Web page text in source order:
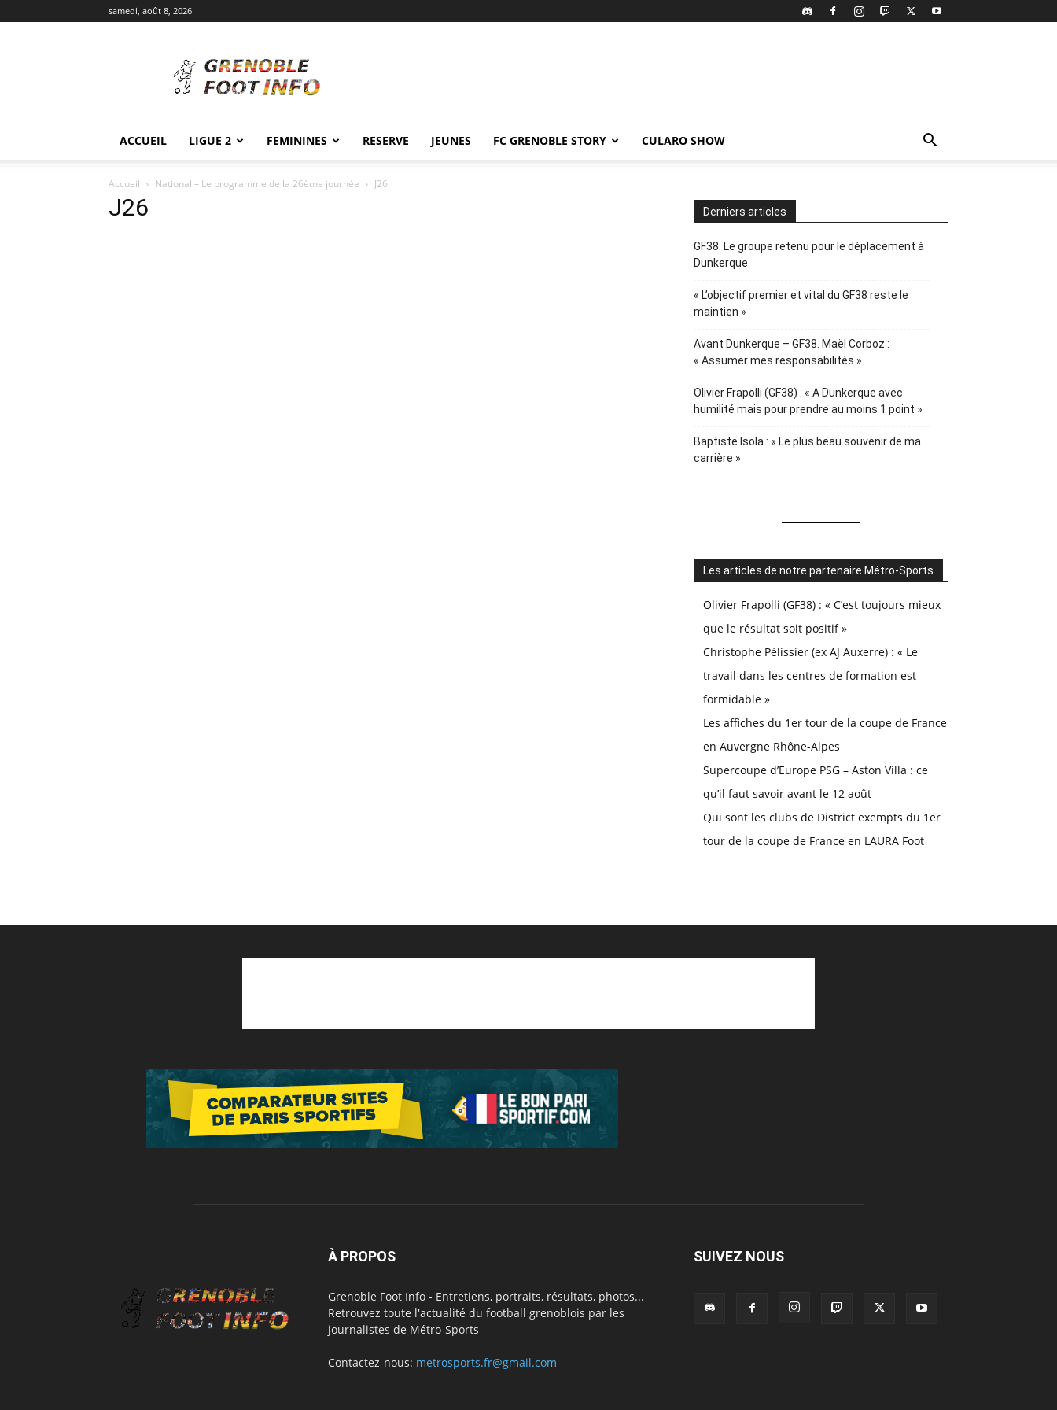
samedi, août 8, 2026
Foot
Info
ACCUEIL LIGUE 2 FEMININES RESERVE JEUNES FC GRENOBLE STORY CULARO SHOW
Accueil National – Le programme de la 26ème journée J26
J26 Derniers articles
GF38. Le groupe retenu pour le déplacement à
Dunkerque
« L’objectif premier et vital du GF38 reste le
maintien »
Avant Dunkerque – GF38. Maël Corboz :
« Assumer mes responsabilités »
Olivier Frapolli (GF38) : « A Dunkerque avec
humilité mais pour prendre au moins 1 point »
Baptiste Isola : « Le plus beau souvenir de ma
carrière »
Les articles de notre partenaire Métro-Sports
Olivier Frapolli (GF38) : « C’est toujours mieux
que le résultat soit positif »
Christophe Pélissier (ex AJ Auxerre) : « Le
travail dans les centres de formation est
formidable »
Les affiches du 1er tour de la coupe de France
en Auvergne Rhône-Alpes
Supercoupe d’Europe PSG – Aston Villa : ce
qu’il faut savoir avant le 12 août
Qui sont les clubs de District exempts du 1er
tour de la coupe de France en LAURA Foot
À PROPOS
Grenoble Foot Info - Entretiens, portraits, résultats, photos...
Retrouvez toute l'actualité du football grenoblois par les
journalistes de Métro-Sports
Contactez-nous: metrosports.fr@gmail.com
SUIVEZ NOUS